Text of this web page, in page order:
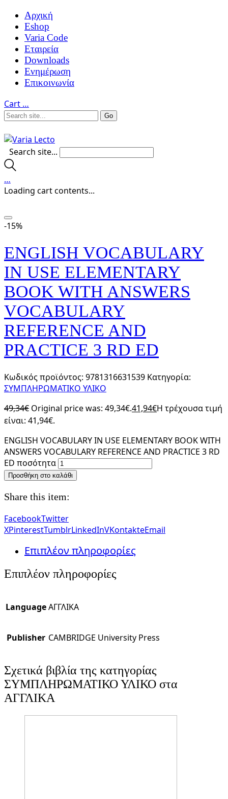
Αρχική
Eshop
Varia Code
Εταιρεία
Downloads
Ενημέρωση
Επικοινωνία
Cart …
Search site...
…
Loading cart contents...
-15%
ENGLISH VOCABULARY
IN USE ELEMENTARY
BOOK WITH ANSWERS
VOCABULARY
REFERENCE AND
PRACTICE 3 RD ED
Κωδικός προϊόντος: 9781316631539 Κατηγορία:
ΣΥΜΠΛΗΡΩΜΑΤΙΚΟ ΥΛΙΚΟ
49,34€ Original price was: 49,34€.41,94€Η τρέχουσα τιμή
είναι: 41,94€.
ENGLISH VOCABULARY IN USE ELEMENTARY BOOK WITH
ANSWERS VOCABULARY REFERENCE AND PRACTICE 3 RD
ED ποσότητα
Προσθήκη στο καλάθι
Share this item:
FacebookTwitter
XPinterestTumblrLinkedInVKontakteEmail
Επιπλέον πληροφορίες
Επιπλέον πληροφορίες
LanguageΑΓΓΛΙΚΑ
Publisher CAMBRIDGE University Press
Σχετικά βιβλία της κατηγορίας
ΣΥΜΠΛΗΡΩΜΑΤΙΚΟ ΥΛΙΚΟ στα
ΑΓΓΛΙΚΑ